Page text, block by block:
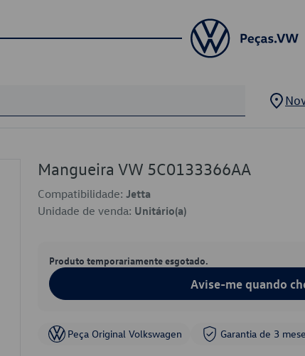
Mangueira VW 5C0133366AA
Compatibilidade: Jetta
Unidade de venda: Unitário(a)
Produto temporariamente esgotado.
Avise-me quando
Peça Original Volkswagen Garantia de 3